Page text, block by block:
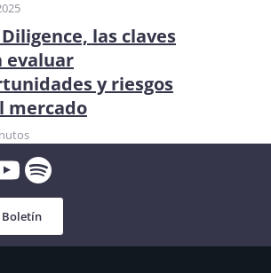
las claves
evaluar
y riesgos
mercado
Spotify
Boletín